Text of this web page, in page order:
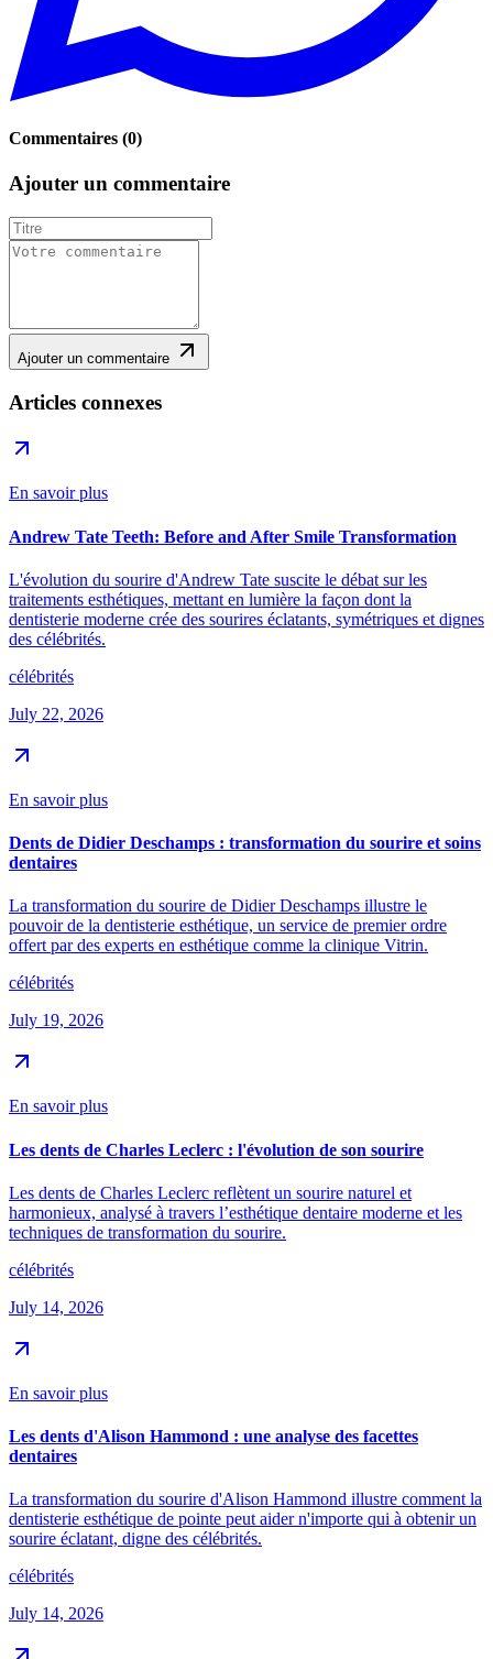
Commentaires (0)
Ajouter un commentaire
Ajouter un commentaire
Articles connexes
En savoir plus
Andrew Tate Teeth: Before and After Smile Transformation
L'évolution du sourire d'Andrew Tate suscite le débat sur les
traitements esthétiques, mettant en lumière la façon dont la
dentisterie moderne crée des sourires éclatants, symétriques et dignes
des célébrités.
célébrités
July 22, 2026
En savoir plus
Dents de Didier Deschamps : transformation du sourire et soins
dentaires
La transformation du sourire de Didier Deschamps illustre le
pouvoir de la dentisterie esthétique, un service de premier ordre
offert par des experts en esthétique comme la clinique Vitrin.
célébrités
July 19, 2026
En savoir plus
Les dents de Charles Leclerc : l'évolution de son sourire
Les dents de Charles Leclerc reflètent un sourire naturel et
harmonieux, analysé à travers l’esthétique dentaire moderne et les
techniques de transformation du sourire.
célébrités
July 14, 2026
En savoir plus
Les dents d'Alison Hammond : une analyse des facettes
dentaires
La transformation du sourire d'Alison Hammond illustre comment la
dentisterie esthétique de pointe peut aider n'importe qui à obtenir un
sourire éclatant, digne des célébrités.
célébrités
July 14, 2026